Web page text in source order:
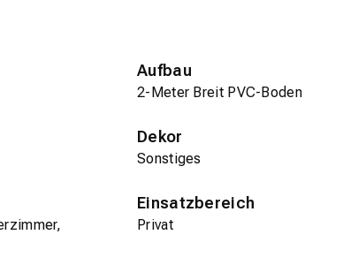
Aufbau
2-Meter Breit PVC-Boden
Dekor
Sonstiges
Einsatzbereich
Privat